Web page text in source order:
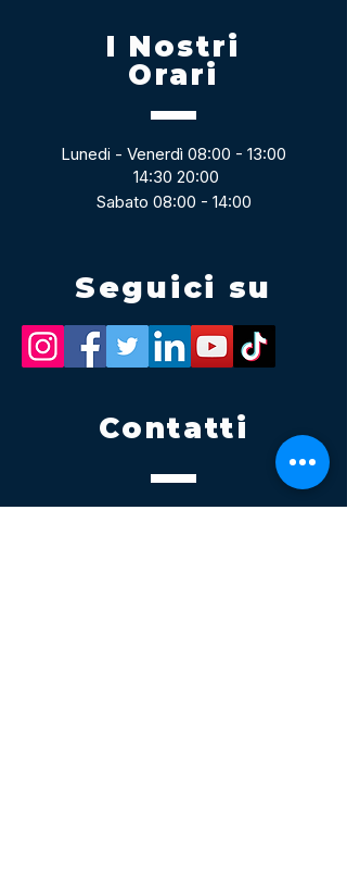
I Nostri
Orari
Lunedi - Venerdì 08:00 - 13:00
14:30 20:00
Sabato 08:00 - 14:00
Seguici su
Contatti